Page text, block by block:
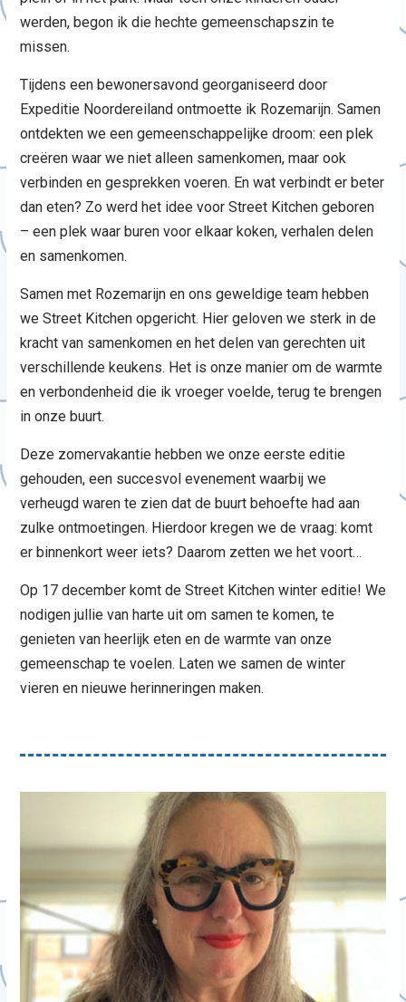
werden, begon ik die hechte gemeenschapszin te
missen.
Tijdens een bewonersavond georganiseerd door
Expeditie Noordereiland ontmoette ik Rozemarijn. Samen
ontdekten we een gemeenschappelijke droom: een plek
creëren waar we niet alleen samenkomen, maar ook
verbinden en gesprekken voeren. En wat verbindt er beter
dan eten? Zo werd het idee voor Street Kitchen geboren
– een plek waar buren voor elkaar koken, verhalen delen
en samenkomen.
Samen met Rozemarijn en ons geweldige team hebben
we Street Kitchen opgericht. Hier geloven we sterk in de
kracht van samenkomen en het delen van gerechten uit
verschillende keukens. Het is onze manier om de warmte
en verbondenheid die ik vroeger voelde, terug te brengen
in onze buurt.
Deze zomervakantie hebben we onze eerste editie
gehouden, een succesvol evenement waarbij we
verheugd waren te zien dat de buurt behoefte had aan
zulke ontmoetingen. Hierdoor kregen we de vraag: komt
er binnenkort weer iets? Daarom zetten we het voort…
Op 17 december komt de Street Kitchen winter editie! We
nodigen jullie van harte uit om samen te komen, te
genieten van heerlijk eten en de warmte van onze
gemeenschap te voelen. Laten we samen de winter
vieren en nieuwe herinneringen maken.